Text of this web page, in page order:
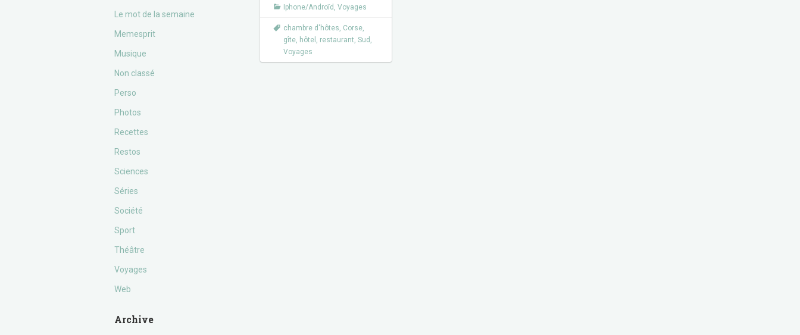
Le mot de la semaine
Memesprit
Musique
Non classé
Perso
Photos
Recettes
Restos
Sciences
Séries
Société
Sport
Théâtre
Voyages
Web
Archive
Iphone/Androïd , Voyages
chambre d'hôtes, Corse,
gîte, hôtel , restaurant, Sud ,
Voyages